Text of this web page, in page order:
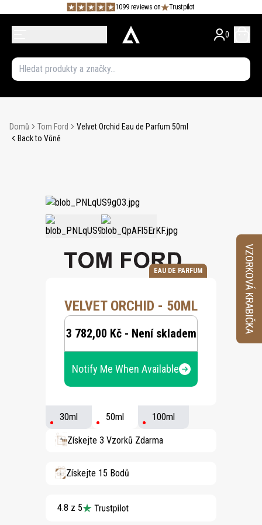
1099 reviews on Trustpilot
0
Domů Tom Ford
Velvet Orchid Eau de Parfum 50ml
Back to Vůně
EAU DE PARFUM
VELVET ORCHID - 50ML
3 782,00 Kč - Není skladem
Notify Me When Available
30ml 50ml 100ml
Získejte 3 Vzorků Zdarma
Získejte 15 Bodů
4.8 z 5
VZORKOVÁ KRABIČKA